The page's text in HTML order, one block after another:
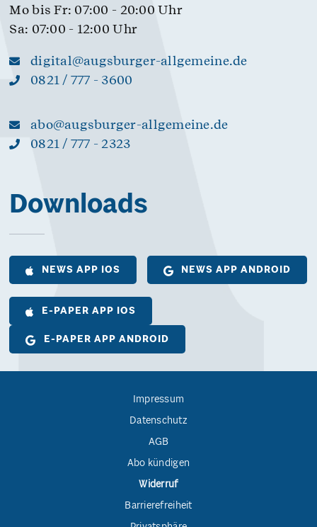
Mo bis Fr: 07:00 - 20:00 Uhr
Sa: 07:00 - 12:00 Uhr
digital@augsburger-allgemeine.de
0821 / 777 - 3600
abo@augsburger-allgemeine.de
0821 / 777 - 2323
Downloads
NEWS APP IOS NEWS APP ANDROID
E-PAPER APP IOS
E-PAPER APP ANDROID
Impressum
Datenschutz
AGB
Abo kündigen
Widerruf
Barrierefreiheit